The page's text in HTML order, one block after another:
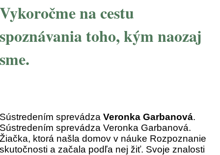
Vykoročme na cestu
spoznávania toho, kým naozaj
sme.
Sústredením sprevádzaVeronka Garbanová.
Sústredením sprevádza Veronka Garbanová.
Žiačka, ktorá našla domov v náuke Rozpoznanie
skutočnosti a začala podľa nej žiť. Svoje znalosti